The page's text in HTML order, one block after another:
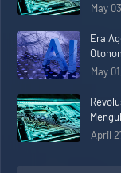
May
Era
May
April